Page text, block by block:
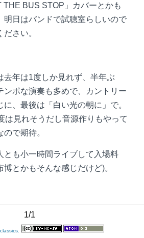
THE BUS STOP」カバーとかも
明日はバンドで試聴室らしいので
さい。
去年は1度しか見れず、半年ぶ
ンポな演奏も多めで、カントリー
に、最後は「白い光の朝に」で。
は見れそうだし音源作りもやって
で期待。
とも小一時間ライブして入場料
とかもそんな感じだけど)。
1/1
classics.